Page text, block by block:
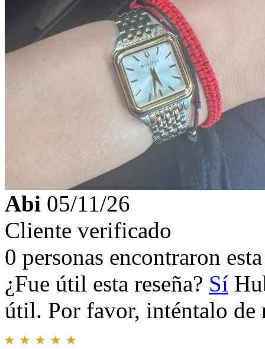
Abi 05/11/26
Cliente verificado
0 personas encontraron
¿Fue útil esta reseña? Sí
útil. Por favor, inténtalo de